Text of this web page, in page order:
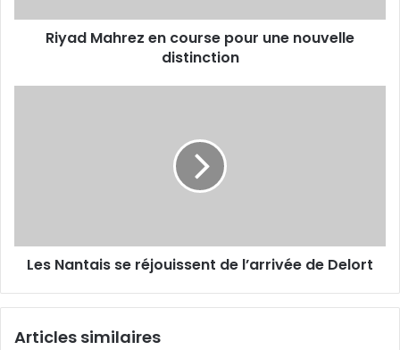
Riyad Mahrez en course pour une nouvelle
distinction
Les Nantais se réjouissent de l’arrivée de Delort
Articles similaires